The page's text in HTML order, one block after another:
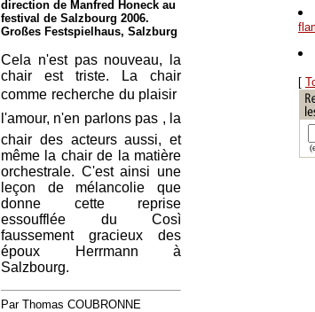
direction de Manfred Honeck au
festival de Salzbourg 2006.
Großes Festspielhaus, Salzburg
Cela n'est pas nouveau, la
chair est triste. La chair
comme recherche du plaisir 
l'amour, n'en parlons pas , la
chair des acteurs aussi, et
même la chair de la matière
orchestrale. C'est ainsi une
leçon de mélancolie que
donne cette reprise
essoufflée du Così
faussement gracieux des
époux Herrmann à
Salzbourg.
Par Thomas COUBRONNE
[